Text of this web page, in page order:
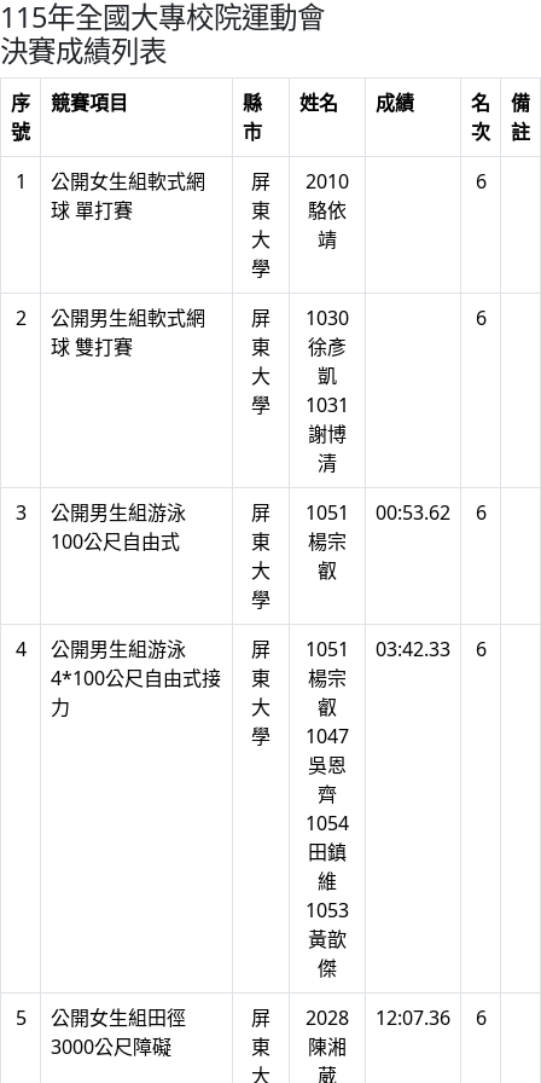
115年全國大專校院運動會
決賽成績列表
序
號
競賽項目
縣
市
姓名 成績
名
次
備
註
1
公開女生組軟式網
球 單打賽
屏
東
大
學
2010
駱依
靖
6
2
公開男生組軟式網
球 雙打賽
屏
東
大
學
1030
徐彥
凱
1031
謝博
清
6
3
公開男生組游泳
100公尺自由式
屏
東
大
學
1051
楊宗
叡
00:53.62 6
4
公開男生組游泳
4*100公尺自由式接
力
屏
東
大
學
1051
楊宗
叡
1047
吳恩
齊
1054
田鎮
維
1053
黃歆
傑
03:42.33 6
5
公開女生組田徑
3000公尺障礙
屏
東
大
2028
陳湘
葳
12:07.36 6